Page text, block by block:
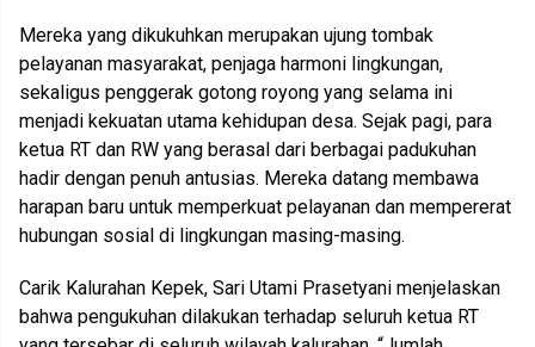
Mereka yang dikukuhkan merupakan ujung tombak
pelayanan masyarakat, penjaga harmoni lingkungan,
sekaligus penggerak gotong royong yang selama ini
menjadi kekuatan utama kehidupan desa. Sejak pagi, para
ketua RT dan RW yang berasal dari berbagai padukuhan
hadir dengan penuh antusias. Mereka datang membawa
harapan baru untuk memperkuat pelayanan dan mempererat
hubungan sosial di lingkungan masing-masing.
Carik Kalurahan Kepek, Sari Utami Prasetyani menjelaskan
bahwa pengukuhan dilakukan terhadap seluruh ketua RT